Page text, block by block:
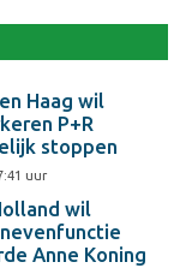
Haag wil
P+R
stoppen
uur
wil
Anne Koning